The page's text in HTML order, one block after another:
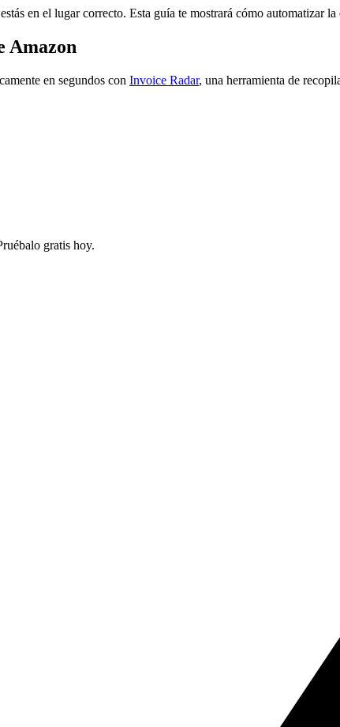
en el lugar correcto. Esta guía te mostrará cómo automatizar la
Amazon
en segundos con Invoice Radar, una herramienta de
gratis hoy.